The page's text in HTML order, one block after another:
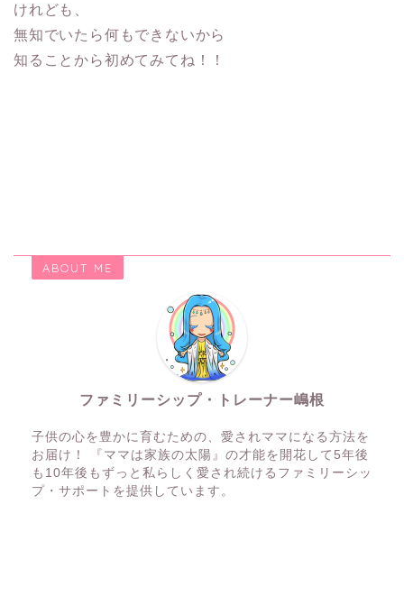
けれども、
無知でいたら何もできないから
知ることから初めてみてね！！
ABOUT ME
ファミリーシップ・トレーナー嶋根
子供の心を豊かに育むための、愛されママになる方法を
お届け！ 『ママは家族の太陽』の才能を開花して5年後
も10年後もずっと私らしく愛され続けるファミリーシッ
プ・サポートを提供しています。